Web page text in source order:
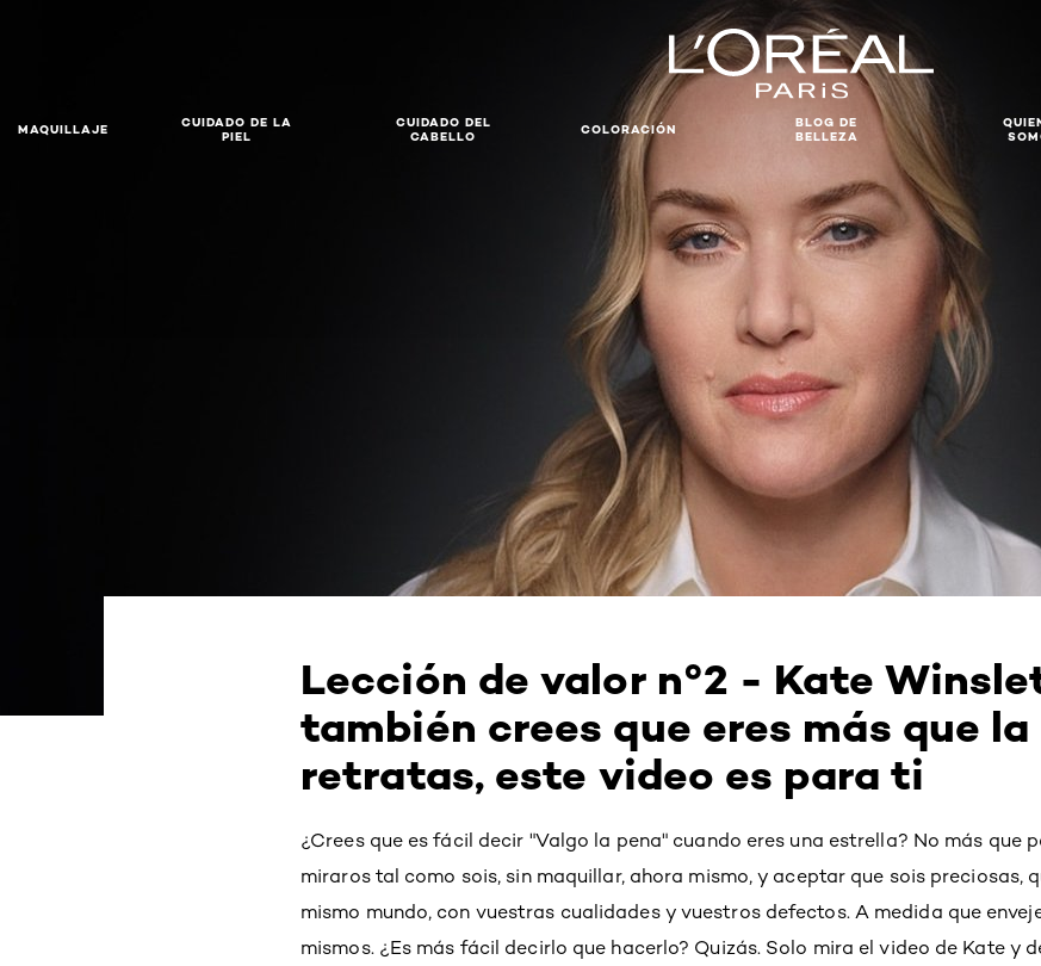
MAQUILLAJE
CUIDADO DE LA
PIEL
CUIDADO DEL
CABELLO
COLORACIÓN
BLOG DE
BELLEZA
Lección de valor n°2 - Kate
también crees que eres más que
retratas, este video es para ti
¿Crees que es fácil decir "Valgo la pena" cuando eres una estrella? No más que
miraros tal como sois, sin maquillar, ahora mismo, y aceptar que sois preciosas,
mismo mundo, con vuestras cualidades y vuestros defectos. A medida que
mismos. ¿Es más fácil decirlo que hacerlo? Quizás. Solo mira el video de Kate y